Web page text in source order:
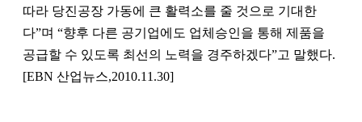
따라 당진공장 가동에 큰 활력소를 줄 것으로 기대한
다”며 “향후 다른 공기업에도 업체승인을 통해 제품을
공급할 수 있도록 최선의 노력을 경주하겠다”고 말했다.
[EBN 산업뉴스,2010.11.30]